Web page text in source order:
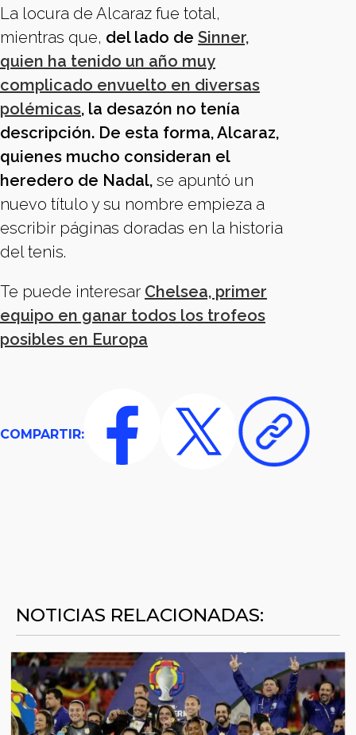
La locura de Alcaraz fue total,
mientras que, del lado de Sinner,
quien ha tenido un año muy
complicado envuelto en diversas
polémicas, la desazón no tenía
descripción. De esta forma, Alcaraz,
quienes mucho consideran el
heredero de Nadal, se apuntó un
nuevo título y su nombre empieza a
escribir páginas doradas en la historia
del tenis.
Te puede interesar Chelsea, primer
equipo en ganar todos los trofeos
posibles en Europa
COMPARTIR:
NOTICIAS RELACIONADAS: